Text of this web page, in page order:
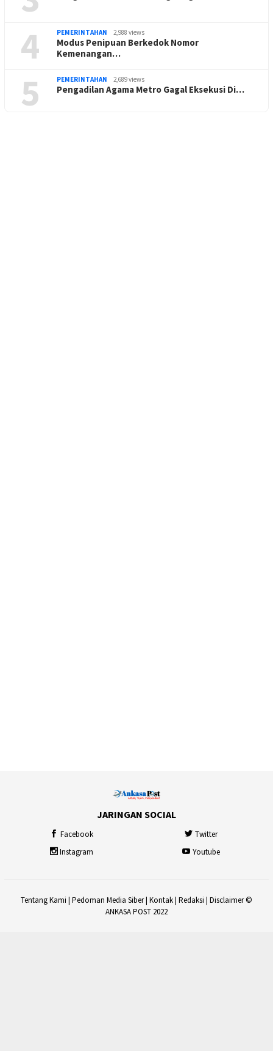
4 PEMERINTAHAN 2,988 views
Modus Penipuan Berkedok Nomor
Kemenangan…
5 PEMERINTAHAN 2,689 views
Pengadilan Agama Metro Gagal Eksekusi Di…
JARINGAN SOCIAL
Facebook
Twitter
Instagram
Youtube
Tentang Kami | Pedoman Media Siber| Kontak| Redaksi | Disclaimer©
ANKASA POST 2022